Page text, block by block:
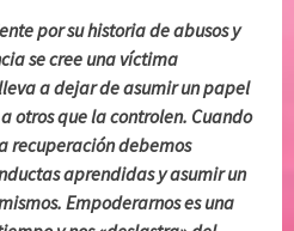
por su historia de abusos y
se cree una víctima
a dejar de asumir un papel
otros que la controlen. Cuando
recuperación debemos
aprendidas y asumir un
Empoderarnos es una